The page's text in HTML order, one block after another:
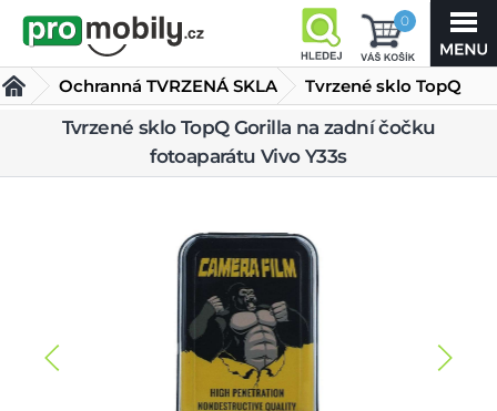
0
Ochranná TVRZENÁ SKLA
Tvrzené sklo TopQ
Gorilla na zadní čočku
fotoaparátu Vivo Y33s
Tvrzené sklo TopQ Gorilla na zadní čočku
fotoaparátu Vivo Y33s